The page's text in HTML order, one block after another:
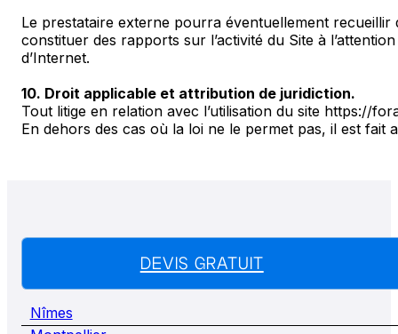
Le prestataire externe pourra éventuellement recueillir
constituer des rapports sur l’activité du Site à
d’Internet.
10. Droit applicable et attribution de juridiction.
Tout litige en relation avec l’utilisation du site https://
En dehors des cas où la loi ne le permet pas, il est
DEVIS GRATUIT
Nîmes